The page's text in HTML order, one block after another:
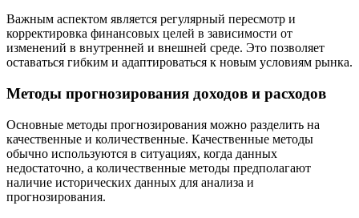
Важным аспектом является регулярный пересмотр и
корректировка финансовых целей в зависимости от
изменений в внутренней и внешней среде. Это позволяет
оставаться гибким и адаптироваться к новым условиям рынка.
Методы прогнозирования доходов и расходов
Основные методы прогнозирования можно разделить на
качественные и количественные. Качественные методы
обычно используются в ситуациях, когда данных
недостаточно, а количественные методы предполагают
наличие исторических данных для анализа и
прогнозирования.